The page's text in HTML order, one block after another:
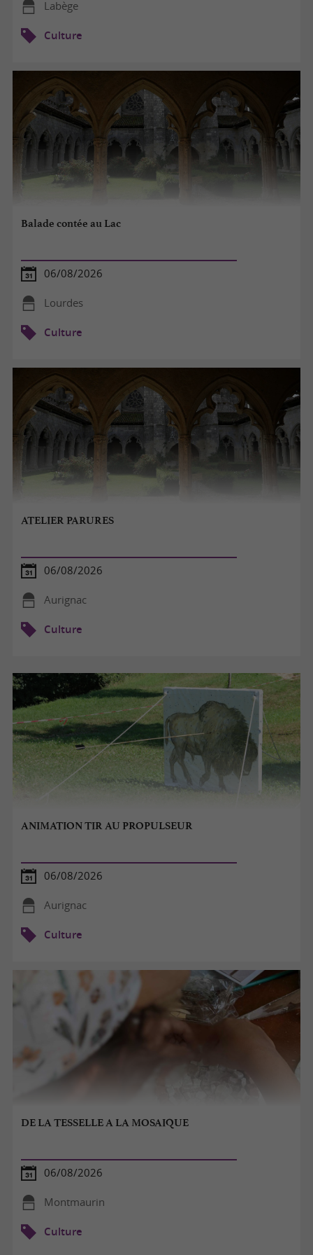
Labège
Culture
Balade contée au Lac
06/08/2026
Lourdes
Culture
ATELIER PARURES
06/08/2026
Aurignac
Culture
ANIMATION TIR AU PROPULSEUR
06/08/2026
Aurignac
Culture
DE LA TESSELLE A LA MOSAIQUE
06/08/2026
Montmaurin
Culture